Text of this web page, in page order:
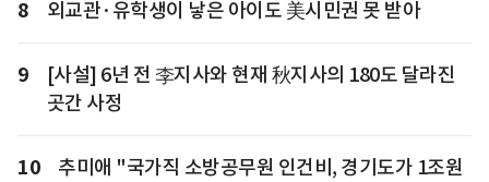
8 외교관·유학생이 낳은 아이도 美시민권 못 받아
9
[사설] 6년 전 李지사와 현재 秋지사의 180도 달라진
곳간 사정
10
추미애 "국가직 소방공무원 인건비, 경기도가 1조원